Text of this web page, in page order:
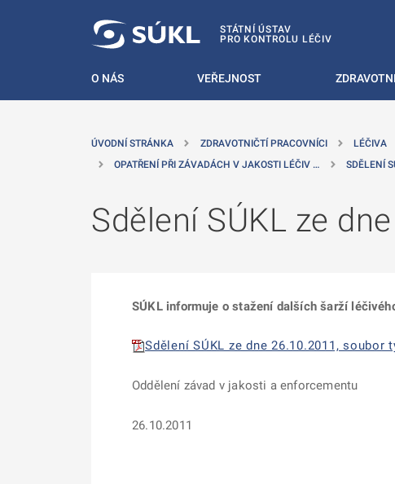
STÁTNÍ ÚSTAV
PRO KONTROLU LÉČIV
O NÁS VEŘEJNOST
ÚVODNÍ STRÁNKA ZDRAVOTNIČTÍ PRACOVNÍCI LÉČIVA
OPATŘENÍ PŘI ZÁVADÁCH V JAKOSTI LÉČIV …
SDĚLENÍ
Sdělení SÚKL ze
SÚKL informuje o stažení dalších šarží
Sdělení SÚKL ze dne 26.10.2011, soubor
Oddělení závad v jakosti a enforcementu
26.10.2011